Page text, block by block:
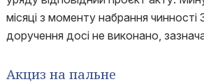
місяці з моменту набрання чинності
доручення досі не виконано,
Акциз на пальне